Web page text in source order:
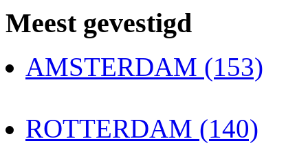
Meest gevestigd
AMSTERDAM (153)
ROTTERDAM (140)